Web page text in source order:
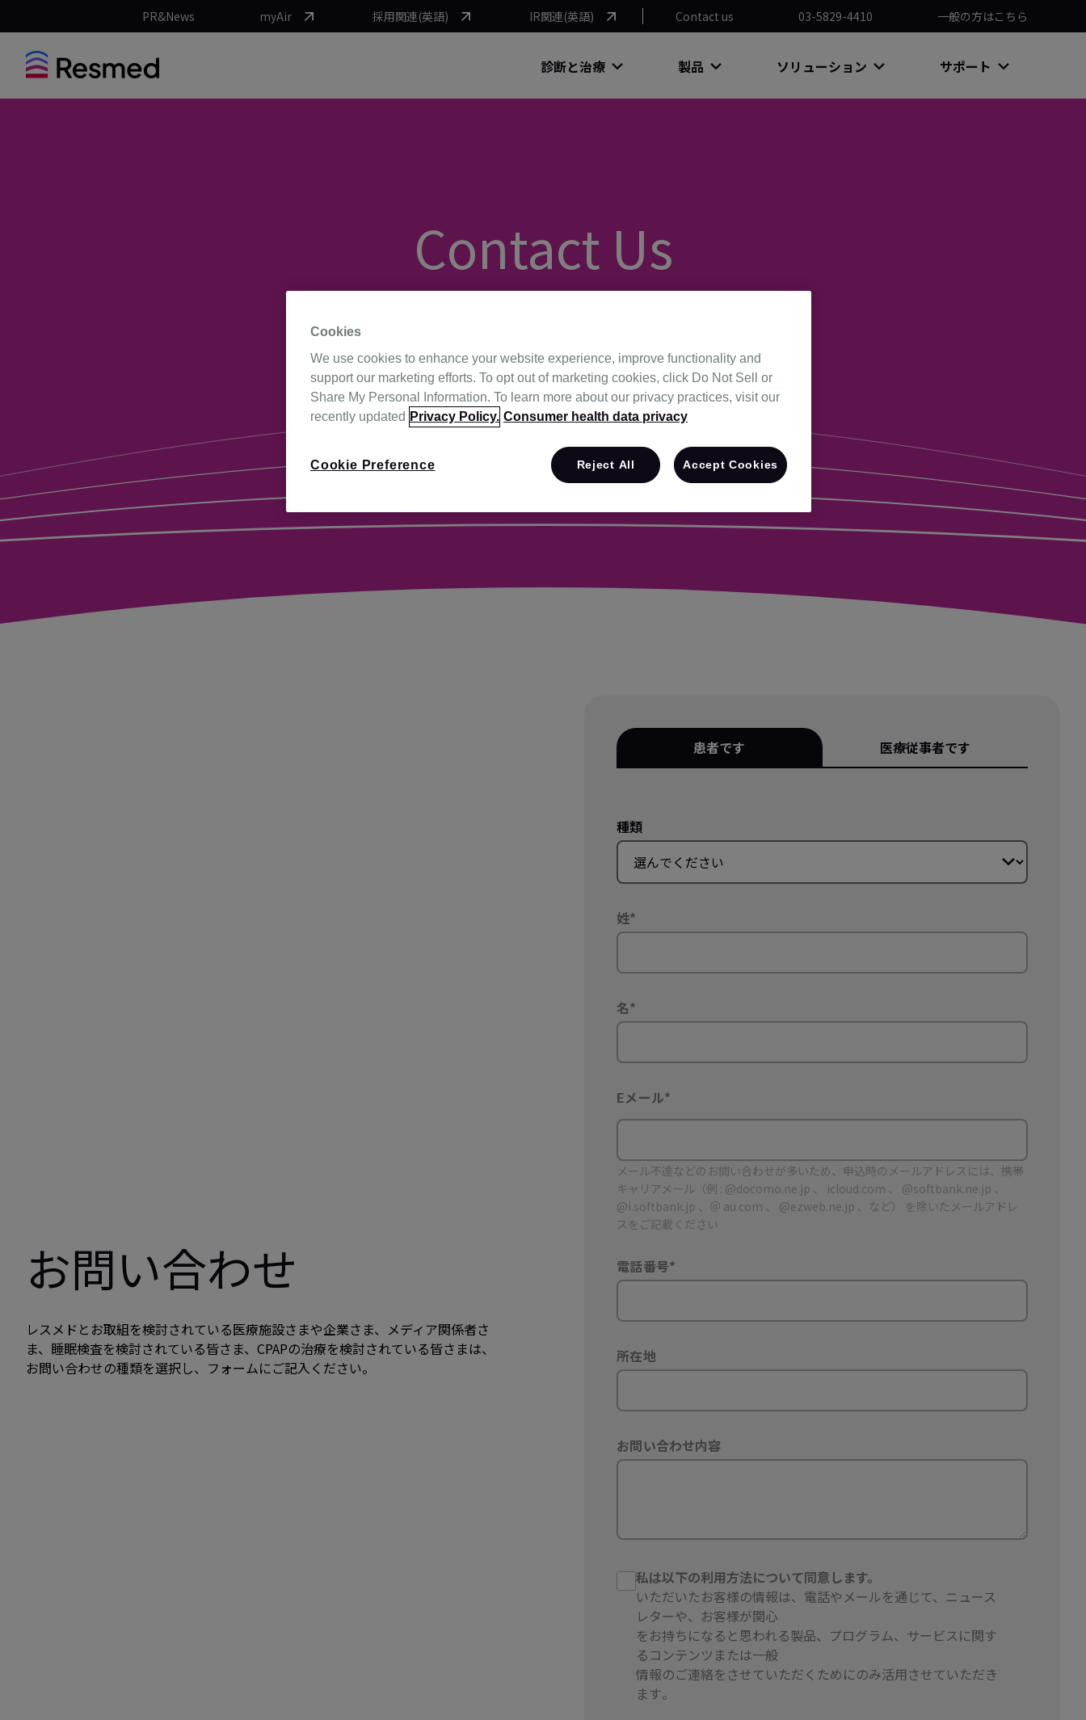
PR&News myAir 採用関連(英語) IR関連(英語) Contact us 03-5829-4410 一般の方はこちら
診断と治療 製品 ソリューション サポート
Contact Us
お問い合わせ
レスメドとお取組を検討されている医療施設さまや企業さま、メディア関係者さ
ま、睡眠検査を検討されている皆さま、CPAPの治療を検討されている皆さまは、
お問い合わせの種類を選択し、フォームにご記入ください。
患者です 医療従事者です
種類
姓*
名*
Eメール*
メール不達などのお問い合わせが多いため、申込時のメールアドレスには、携帯
キャリアメール（例 : @docomo.ne.jp 、 icloud.com 、 @softbank.ne.jp 、
@i.softbank.jp 、＠ au.com 、 @ezweb.ne.jp 、など） を除いたメールアドレ
スをご記載ください
電話番号*
所在地
お問い合わせ内容
私は以下の利用方法について同意します。
いただいたお客様の情報は、電話やメールを通じて、ニュース
レターや、お客様が関心
をお持ちになると思われる製品、プログラム、サービスに関す
るコンテンツまたは一般
情報のご連絡をさせていただくためにのみ活用させていただき
ます。
Cookies
We use cookies to enhance your website experience, improve functionality and
support our marketing efforts. To opt out of marketing cookies, click Do Not Sell or
Share My Personal Information. To learn more about our privacy practices, visit our
recently updated Privacy Policy. Consumer health data privacy
Cookie Preference Reject All Accept Cookies